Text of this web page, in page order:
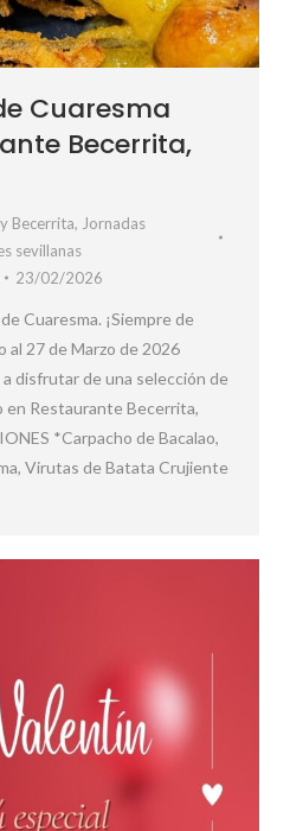
Cuaresma
Becerrita,
Becerrita, Jornadas
sevillanas
23/02/2026
Cuaresma. ¡Siempre de
al 27 de Marzo de 2026
disfrutar de una selección de
en Restaurante Becerrita,
*Carpacho de Bacalao,
Virutas de Batata Crujiente